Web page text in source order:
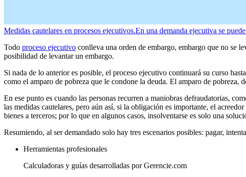
Medidas cautelares en procesos ejecutivos.En una demanda ejecutiva se
Todo proceso ejecutivo conlleva una orden de embargo, embargo que no se
posibilidad de levantar un embargo.
Si nada de lo anterior es posible, el proceso ejecutivo continuará su curso
como el amparo de pobreza que le condone la deuda. El amparo de pobreza,
En ese punto es cuando las personas recurren a maniobras defraudatorias,
las medidas cautelares, pero aún así, si la obligación es importante, el
bienes a terceros; por lo que en algunos casos, insolventarse es solo una
Resumiendo, al ser demandado solo hay tres escenarios posibles: pagar,
Herramientas profesionales
Calculadoras y guías desarrolladas por Gerencie.com